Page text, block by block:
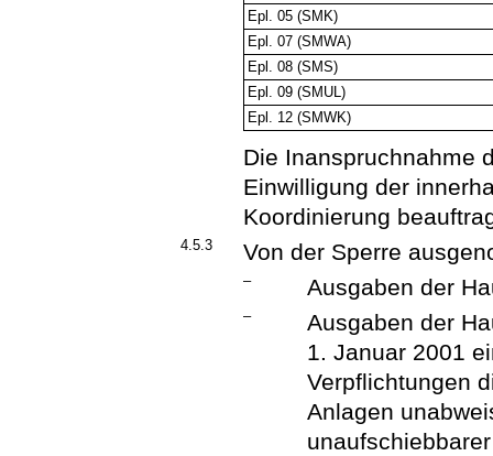
Epl. 05 (SMK)
Epl. 07 (SMWA)
Epl. 08 (SMS)
Epl. 09 (SMUL)
Epl. 12 (SMWK)
Die Inanspruchnahme
Einwilligung der
Koordinierung
4.5.3 Von der Sperre
– Ausgaben der
–
Ausgaben der
1. Januar 2001
Verpflichtungen
Anlagen